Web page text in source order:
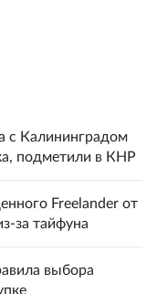
с Калининградом
подметили в КНР
Freelander от
за тайфуна
выбора